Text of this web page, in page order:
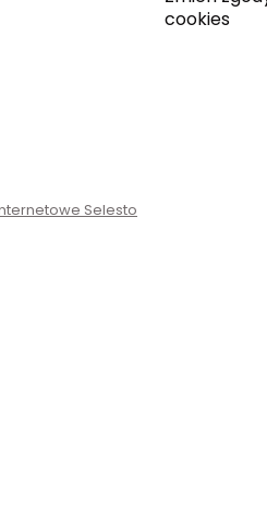
cookies
Selesto